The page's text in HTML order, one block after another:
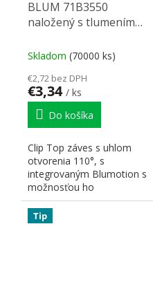
BLUM 71B3550
naložený s tlumením
Skladom (70000 ks)
€2,72 bez DPH
€3,34 / ks
Do košíka
Clip Top záves s uhlom
otvorenia 110°, s
integrovaným Blumotion s
možnosťou ho
deaktivovať. Podložky sú
zhodné s...
Tip